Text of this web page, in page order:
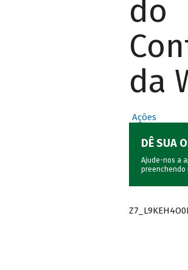
do
da
Ações
DÊ SUA
Ajude-nos a
preenchendo